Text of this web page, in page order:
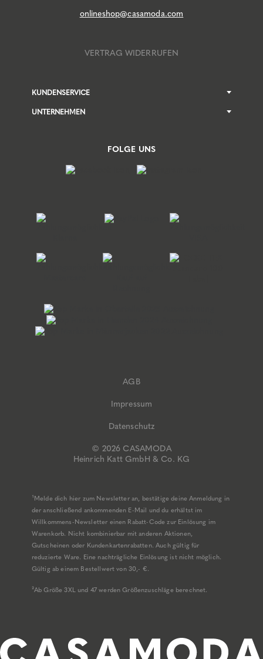
onlineshop@casamoda.com
VERTRAG WIDERRUFEN
KUNDENSERVICE
UNTERNEHMEN
FOLGE UNS
© 2026 CASAMODA
Heinrich Katt GmbH & Co. KG
AGB
Impressum
Datenschutz
¹Melde dich hier zum Newsletter an, bestätige deine Anmeldung in
der anschließend ankommenden E-Mail und du erhältst im
Willkommens-Newsletter einen Rabatt-Code zur Einlösung im
Warenkorb. Nicht kombinierbar mit anderen Aktionen,
Gutscheinen oder Kundenkartenrabatten. Auch gültig für
reduzierte Ware. Eine nachträgliche Einlösung ist nicht möglich.
Gültig ab einem Bestellwert von 30,- €.
²Ab Größe 3XL und 47 werden Größenzuschläge berechnet.